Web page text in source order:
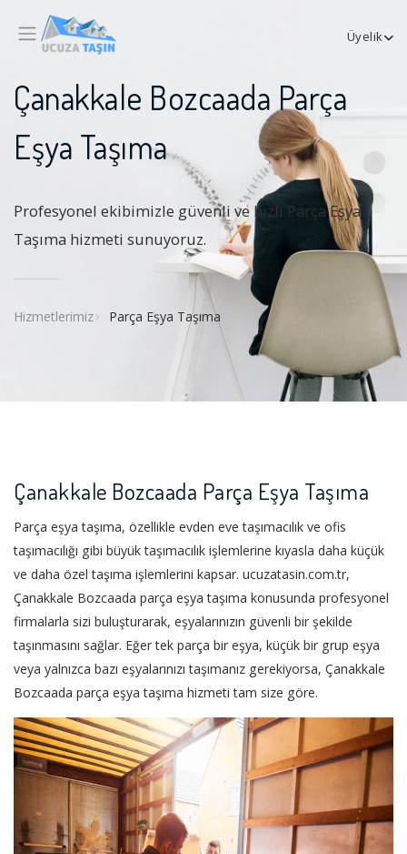
Üyelik
Çanakkale Bozcaada Parça
Eşya Taşıma
Profesyonel ekibimizle güvenli ve hızlı Parça Eşya
Taşıma hizmeti sunuyoruz.
Hizmetlerimiz Parça Eşya Taşıma
Çanakkale Bozcaada Parça Eşya Taşıma
Parça eşya taşıma, özellikle evden eve taşımacılık ve ofis
taşımacılığı gibi büyük taşımacılık işlemlerine kıyasla daha küçük
ve daha özel taşıma işlemlerini kapsar. ucuzatasin.com.tr,
Çanakkale Bozcaada parça eşya taşıma konusunda profesyonel
firmalarla sizi buluşturarak, eşyalarınızın güvenli bir şekilde
taşınmasını sağlar. Eğer tek parça bir eşya, küçük bir grup eşya
veya yalnızca bazı eşyalarınızı taşımanız gerekiyorsa, Çanakkale
Bozcaada parça eşya taşıma hizmeti tam size göre.